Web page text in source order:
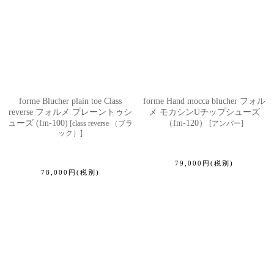
forme Blucher plain toe Class
reverse フォルメ プレーントゥシ
ューズ (fm-100) [class reverse （ブラ
ック） ]
78,000 円 (税別)
forme Hand mocca blucher フォル
メ モカシンUチップシューズ
（fm-120）
[アンバー]
79,000 円 (税別)